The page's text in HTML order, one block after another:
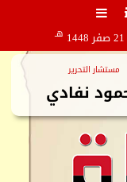
21 صفر 1448 هـ
مستشار التحرير
نفادي